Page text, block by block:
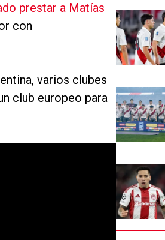
prestar a Matías
con
varios clubes
club europeo para